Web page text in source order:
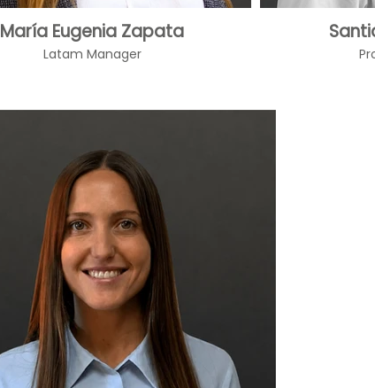
María Eugenia Zapata
Latam Manager